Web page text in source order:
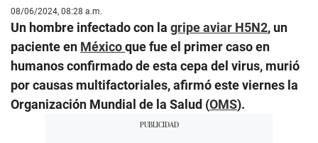
08/06/2024, 08:28 a.m.
Un hombre infectado con la gripe aviar H5N2, un
paciente en Méxicoque fue el primer caso en
humanos confirmado de esta cepa del virus, murió
por causas multifactoriales, afirmó este viernes la
Organización Mundial de la Salud (OMS).